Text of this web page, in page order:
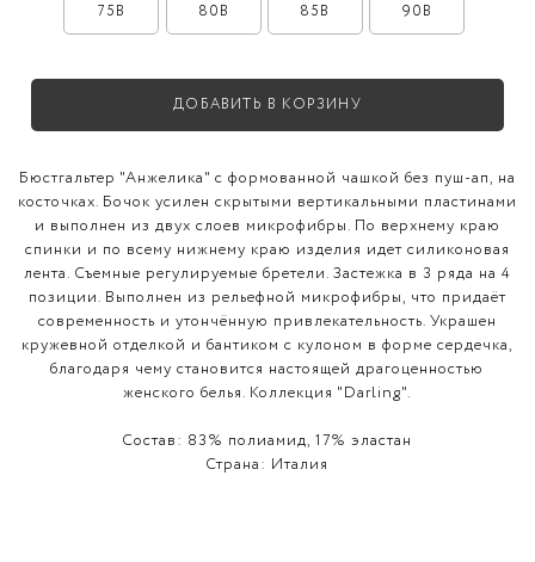
75B 80B 85B 90B
ДОБАВИТЬ В КОРЗИНУ
Бюстгальтер "Анжелика" с формованной чашкой без пуш-ап, на
косточках. Бочок усилен скрытыми вертикальными пластинами
и выполнен из двух слоев микрофибры. По верхнему краю
спинки и по всему нижнему краю изделия идет силиконовая
лента. Съемные регулируемые бретели. Застежка в 3 ряда на 4
позиции. Выполнен из рельефной микрофибры, что придаёт
современность и утончённую привлекательность. Украшен
кружевной отделкой и бантиком с кулоном в форме сердечка,
благодаря чему становится настоящей драгоценностью
женского белья. Коллекция "Darling".
Состав: 83% полиамид, 17% эластан
Страна: Италия